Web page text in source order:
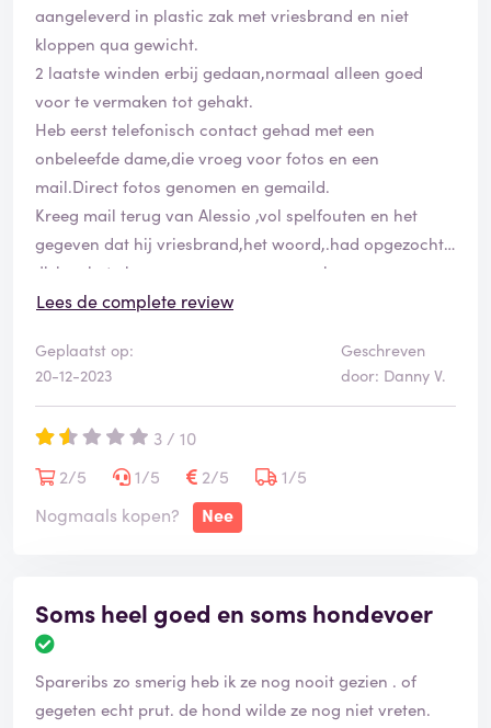
aangeleverd in plastic zak met vriesbrand en niet
kloppen qua gewicht.
2 laatste winden erbij gedaan,normaal alleen goed
voor te vermaken tot gehakt.
Heb eerst telefonisch contact gehad met een
onbeleefde dame,die vroeg voor fotos en een
mail.Direct fotos genomen en gemaild.
Kreeg mail terug van Alessio ,vol spelfouten en het
gegeven dat hij vriesbrand,het woord,.had opgezocht
.Ik kon het vlees gewoon consumeren,kon geen
kwaad....
betalen,afval geleverd krijg en het onbezorgd van hun
mag opeten... KOOP HIER NIET MENSEN
Lees de complete review
Geplaatst op:
20-12-2023
Geschreven
door: Danny V.
3 / 10
2/5
1/5 2/5
1/5
Nogmaals kopen?
Nee
Soms heel goed en soms hondevoer
Spareribs zo smerig heb ik ze nog nooit gezien . of
gegeten echt prut. de hond wilde ze nog niet vreten.